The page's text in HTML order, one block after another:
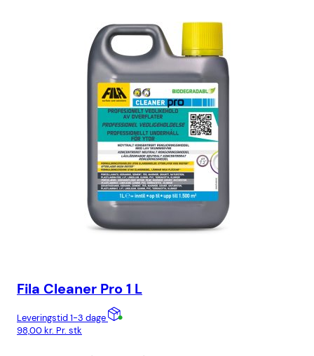
Fila Cleaner Pro 1 L
Leveringstid 1-3 dage
98,00kr. Pr. stk